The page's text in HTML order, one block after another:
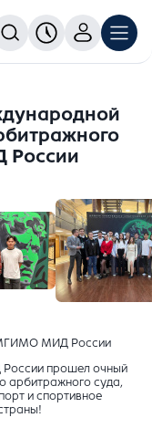
МГИМО МИД России
прошел очный
арбитражного суда,
и спортивное